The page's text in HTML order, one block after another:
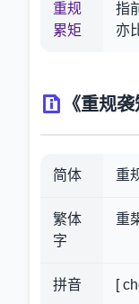
重规
累矩
指
亦
《重规
简体 重
繁体
字
重
拼音 [